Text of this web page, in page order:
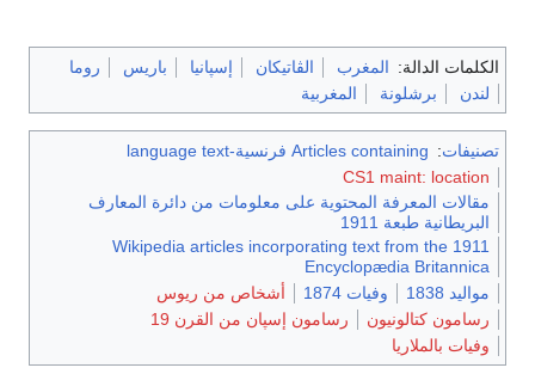
الكلمات الدالة: المغرب الڤاتيكان إسپانيا باريس
روما
لندن
برشلونة المغربية
تصنيفات: Articles containing فرنسية-language text
CS1 maint: location
مقالات المعرفة المحتوية على معلومات من دائرة المعارف
البريطانية طبعة 1911
Wikipedia articles incorporating text from the 1911
Encyclopædia Britannica
مواليد 1838
وفيات 1874
أشخاص من ريوس
رسامون كتالونيون
رسامون إسپان من القرن 19
وفيات بالملاريا